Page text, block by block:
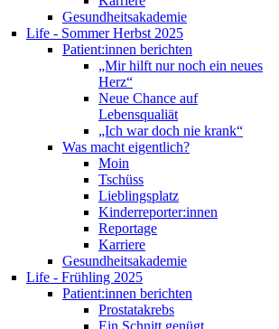
Gesundheitsakademie
Life - Sommer Herbst 2025
Patient:innen berichten
„Mir hilft nur noch ein neues
Herz“
Neue Chance auf
Lebensqualiät
„Ich war doch nie krank“
Was macht eigentlich?
Moin
Tschüss
Lieblingsplatz
Kinderreporter:innen
Reportage
Karriere
Gesundheitsakademie
Life - Frühling 2025
Patient:innen berichten
Prostatakrebs
Ein Schnitt genügt